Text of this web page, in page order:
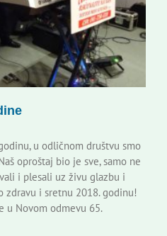
u odličnom društvu smo
oproštaj bio je sve, samo ne
i plesali uz živu glazbu i
zdravu i sretnu 2018. godinu!
u Novom odmevu 65.